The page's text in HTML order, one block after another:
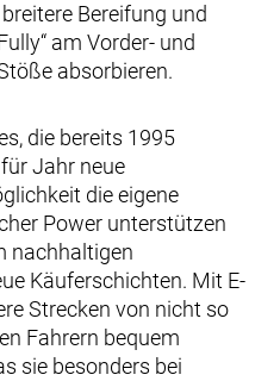
Bereifung und
am Vorder- und
absorbieren.
die bereits 1995
Jahr neue
die eigene
Power unterstützen
nachhaltigen
Käuferschichten. Mit E-
Strecken von nicht so
Fahrern bequem
sie besonders bei